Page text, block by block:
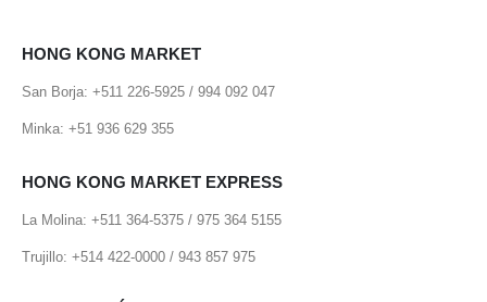
HONG KONG MARKET
San Borja: +511 226-5925 / 994 092 047
Minka: +51 936 629 355
HONG KONG MARKET EXPRESS
La Molina: +511 364-5375 / 975 364 5155
Trujillo: +514 422-0000 / 943 857 975